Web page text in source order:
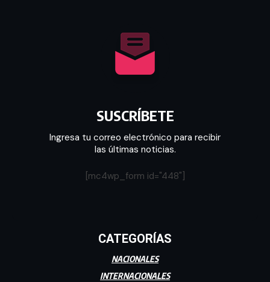
SUSCRÍBETE
Ingresa tu correo electrónico para recibir
las últimas noticias.
[mc4wp_form id="448"]
CATEGORÍAS
NACIONALES
INTERNACIONALES